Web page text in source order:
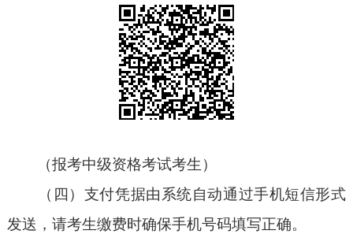
（报考中级资格考试考生）
（四）支付凭据由系统自动通过手机短信形式
发送，请考生缴费时确保手机号码填写正确。